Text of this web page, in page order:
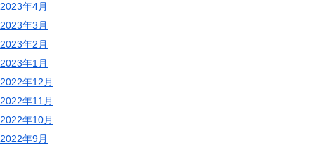
2023年4月
2023年3月
2023年2月
2023年1月
2022年12月
2022年11月
2022年10月
2022年9月